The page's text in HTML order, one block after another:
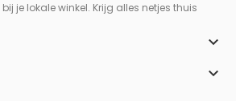
je lokale winkel. Krijg alles netjes thuis
keyboard_arrow_down
keyboard_arrow_down